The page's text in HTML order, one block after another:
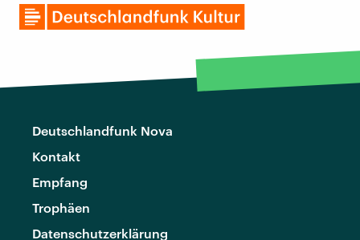
Deutschlandfunk Nova
Kontakt
Empfang
Trophäen
Datenschutzerklärung